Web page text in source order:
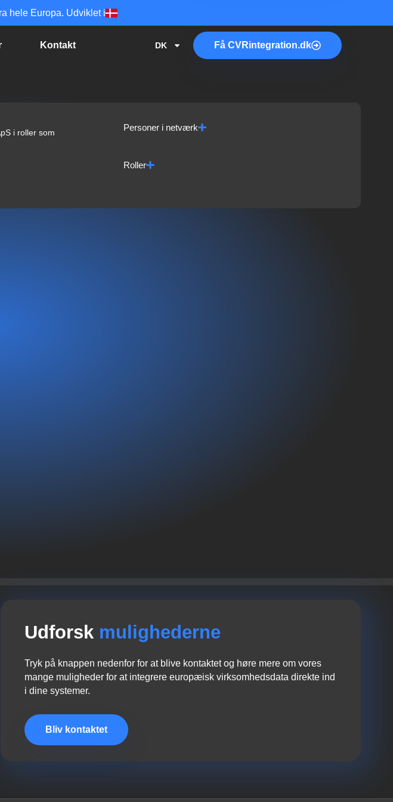
hele Europa. Udviklet i
Kontakt DK FåCVRintegration.dk
i roller som
Personer i netværk
Roller
Udforsk mulighederne
Tryk på knappen nedenfor for at blive kontaktet og høre mere om vores
mange muligheder for at integrere europæisk virksomhedsdata direkte ind
i dine systemer.
Bliv kontaktet